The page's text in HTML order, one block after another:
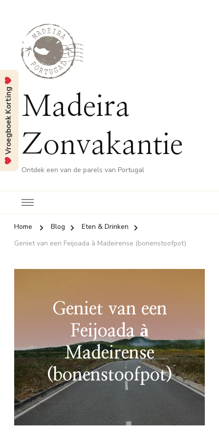
Madeira
Zonvakantie
Ontdek een van de parels van Portugal
Home Blog
Eten & Drinken
Geniet van een Feijoada à Madeirense (bonenstoofpot)
Geniet van een
Feijoada à
Madeirense
(bonenstoofpot)
Vroegboek Korting